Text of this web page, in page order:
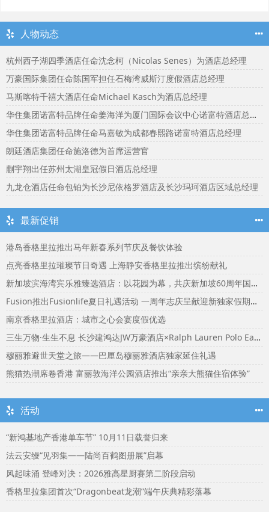
人物动态
杭州西子湖四季酒店任命沈念柯（Nicolas Senes）为酒店总经理
万豪国际集团任命陈国军担任石梅湾威斯汀度假酒店总经理
马斯喀特千禧大酒店任命Michael Kasch为酒店总经理
华住集团诺富特品牌任命姜海洋为厦门国际会议中心诺富特酒店总经理
华住集团诺富特品牌任命马嘉敏为成都春熙路诺富特酒店总经理
朗廷酒店集团任命施洛德为首席运营官
蒯宇翔出任苏州太湖皇冠假日酒店总经理
九龙仓酒店任命包铂为长沙尼依格罗酒店及长沙玛珂酒店区域总经理
最新促销
港岛香格里拉推出马年新春系列节庆及餐饮体验
点亮香格里拉璀璨节日奇遇 上海静安香格里拉推出缤纷献礼
新加坡滨海湾宾乐雅臻选酒店：以花园为幕，共庆新加坡60周年国庆盛宴
Fusion推出Fusionlife夏日礼遇活动 一周年志庆呈献迎新独家假期奖赏
南京香格里拉酒店：城市之心会宴度假优选
三生万物·生生不息 长沙建鸿达JW万豪酒店×Ralph Lauren Polo Earth开启可持续生活旅行美学
穆丽雅避世天堂之旅——巴厘岛穆丽雅酒店独家延住礼遇
熊猫热潮席卷香港 富丽敦海洋公园酒店推出“亲亲大熊猫住宿体验”
活动
“新鸿基地产香港单车节” 10月11日载誉归来
法云安缦“见羽集——陆尚百鹤图册展”启幕
风起味涌 登峰对决：2026雅高星厨赛第二阶段启动
香格里拉集团首次“Dragonbeat龙潮”端午庆典精彩落幕